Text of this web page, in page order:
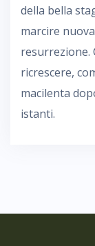
della bella
marcire
resurrezione.
ricrescere,
macilenta
istanti.